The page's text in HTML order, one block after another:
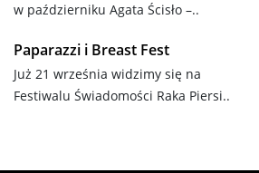
w październiku Agata Ścisło –..
Paparazzi i Breast Fest
Już 21 września widzimy się na
Festiwalu Świadomości Raka Piersi..